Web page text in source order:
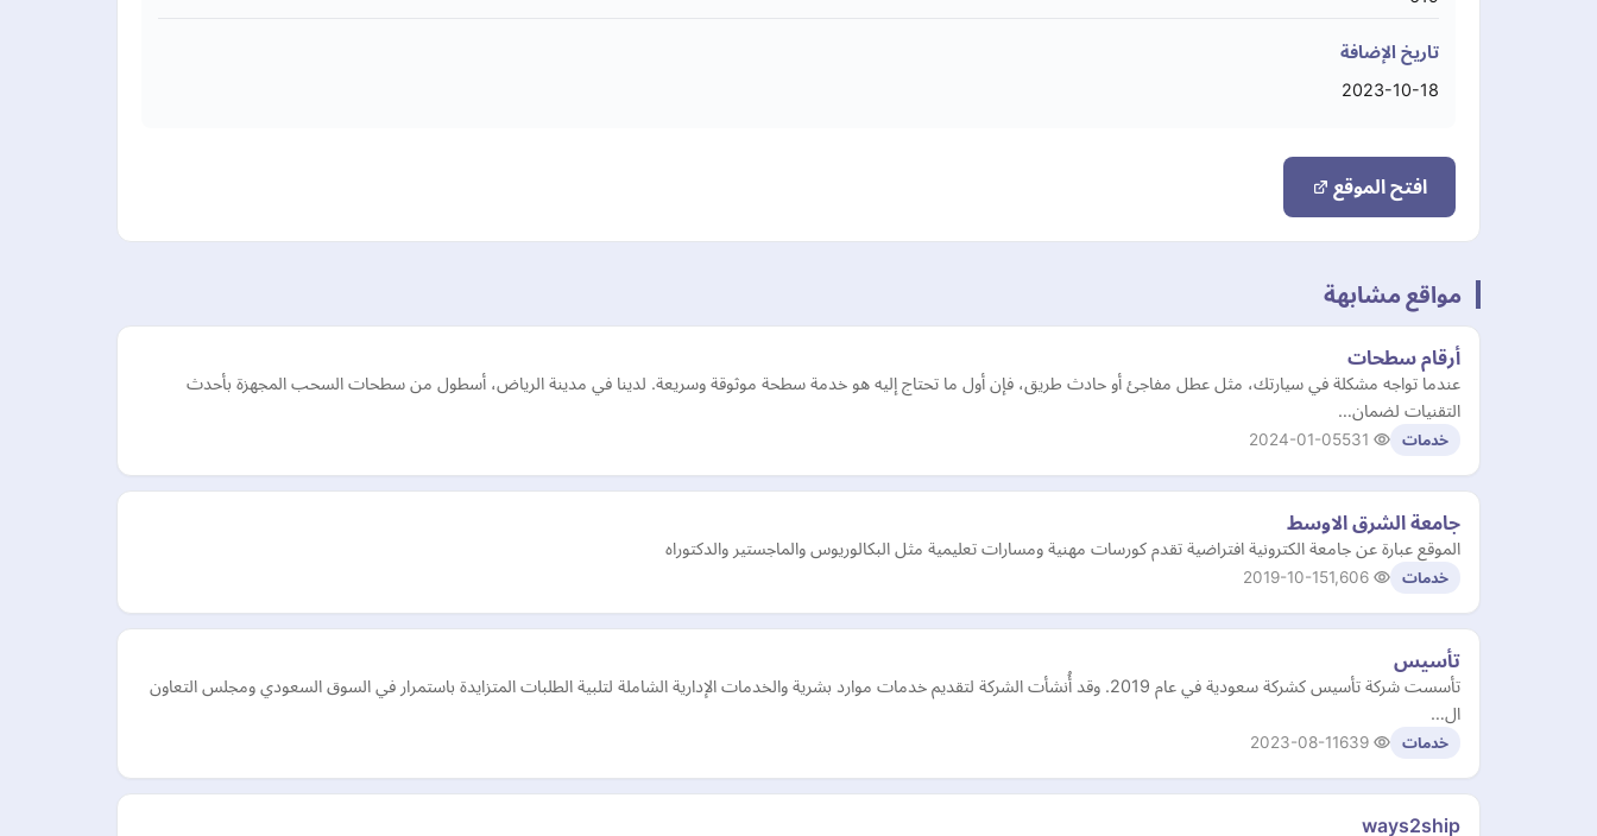
تاريخ الإضافة
2023-10-18
افتح الموقع
مواقع مشابهة
أرقام سطحات
عندما تواجه مشكلة في سيارتك، مثل عطل مفاجئ أو حادث طريق، فإن أول ما تحتاج إليه هو خدمة سطحة موثوقة وسريعة. لدينا في مدينة الرياض، أسطول من سطحات السحب المجهزة بأحدث
التقنيات لضمان…
خدمات 2024-01-05
جامعة الشرق الاوسط
الموقع عبارة عن جامعة الكترونية افتراضية تقدم كورسات مهنية ومسارات تعليمية مثل البكالوريوس والماجستير والدكتوراه
خدمات 2019-10-15
تأسيس
تأسست شركة تأسيس كشركة سعودية في عام 2019. وقد أُنشأت الشركة لتقديم خدمات موارد بشرية والخدمات الإدارية الشاملة لتلبية الطلبات المتزايدة باستمرار في السوق السعودي ومجلس التعاون
ال…
خدمات 2023-08-11
ways2ship